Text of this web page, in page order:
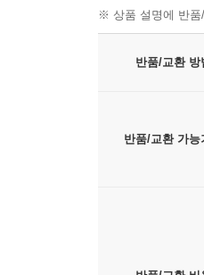
※ 상품 설명에 반품
반품/교환 방
반품/교환 가능